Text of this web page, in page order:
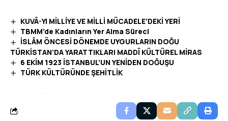
KUVÂ-YI MİLLİYE VE MİLLİ MÜCADELE’DEKİ YERİ
TBMM’de Kadınların Yer Alma Süreci
İSLÂM ÖNCESİ DÖNEMDE UYGURLARIN DOĞU
TÜRKİSTAN’DA YARATTIKLARI MADDÎ KÜLTÜREL MİRAS
6 EKİM 1923 İSTANBUL’UN YENİDEN DOĞUŞU
TÜRK KÜLTÜRÜNDE ŞEHİTLİK